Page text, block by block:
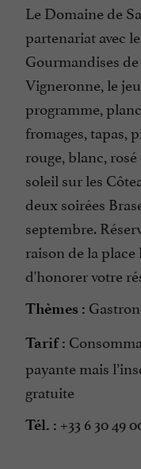
Le Domaine de
partenariat avec
Gourmandises
Vigneronne, le
programme,
fromages, tapas,
rouge, blanc,
soleil sur les
deux soirées
septembre.
raison de la
d'honorer votre
Thèmes :
Tarif :
payante mais
gratuite
Tél. : +33 6 30 49